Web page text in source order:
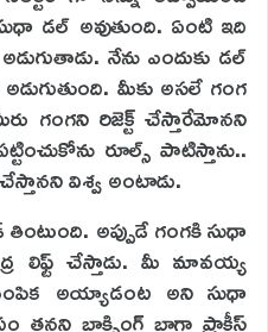
డల్ అవుతుంది. ఏంటి ఇది
నేను ఎందుకు డల్
మీకు అసలే గంగ
గంగని రిజెక్ట్ చేస్తారేమోనని
రూల్స్ పాటిస్తాను..
విశ్వ అంటాడు.
అప్పుడే గంగకి సుధా
లిఫ్ట్ చేస్తాడు. మీ మావయ్య
అయ్యాడంట అని సుధా
తనని బాక్సింగ్ బాగా ప్రాక్టీస్